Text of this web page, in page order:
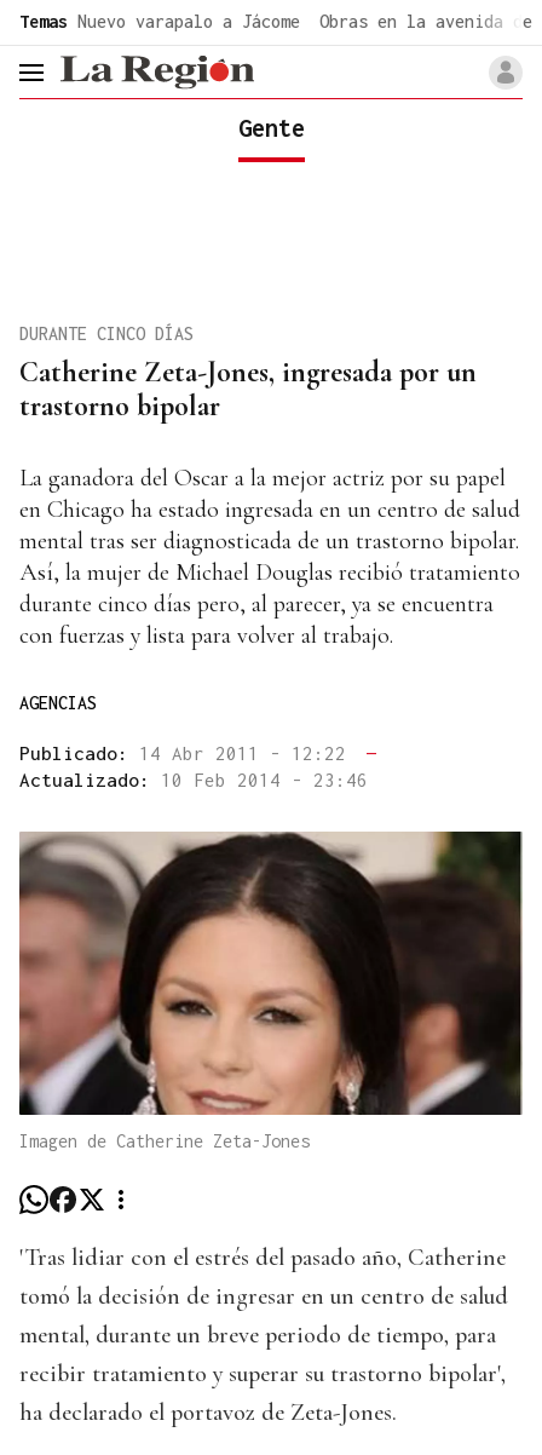
Temas Nuevo varapalo a Jácome Obras en la avenida de
header.menu.open
Gente
Catherine Zeta-Jones, ingresada por un
trastorno bipolar
DURANTE CINCO DÍAS
La ganadora del Oscar a la mejor actriz por su papel
en Chicago ha estado ingresada en un centro de salud
mental tras ser diagnosticada de un trastorno bipolar.
Así, la mujer de Michael Douglas recibió tratamiento
durante cinco días pero, al parecer, ya se encuentra
con fuerzas y lista para volver al trabajo.
AGENCIAS
Publicado: 14 Abr 2011 - 12:22
—
Actualizado: 10 Feb 2014 - 23:46
Imagen de Catherine Zeta-Jones
'Tras lidiar con el estrés del pasado año, Catherine
tomó la decisión de ingresar en un centro de salud
mental, durante un breve periodo de tiempo, para
recibir tratamiento y superar su trastorno bipolar',
ha declarado el portavoz de Zeta-Jones.